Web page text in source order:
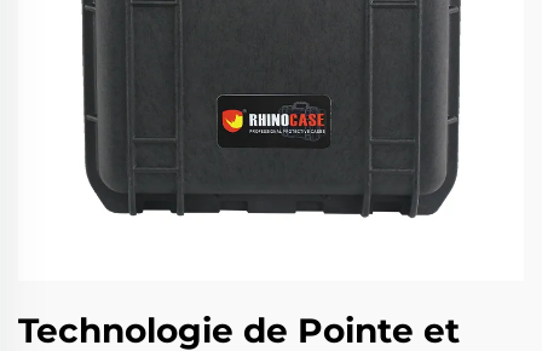
Technologie de Pointe et